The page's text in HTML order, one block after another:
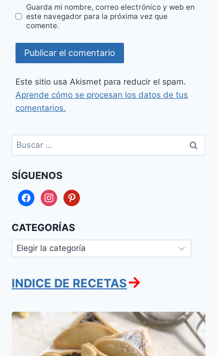
Guarda mi nombre, correo electrónico y web en
este navegador para la próxima vez que
comente.
Este sitio usa Akismet para reducir el spam.
Aprende cómo se procesan los datos de tus
comentarios.
Buscar:
SÍGUENOS
facebookinstagrampinterest
CATEGORÍAS
Categorías
INDICE DE RECETAS→
Orejas